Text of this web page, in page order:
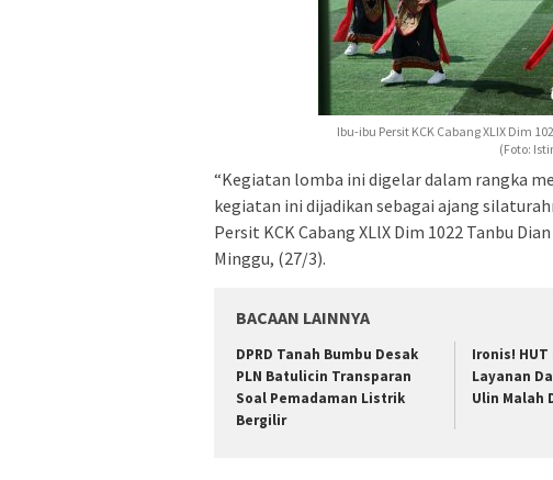
Ibu-ibu Persit KCK Cabang XLIX Dim
(Foto:
“Kegiatan lomba ini digelar dalam rangka
kegiatan ini dijadikan sebagai ajang
Persit KCK Cabang XLlX Dim 1022 Tanbu
Minggu, (27/3).
BACAAN LAINNYA
DPRD Tanah Bumbu Desak
PLN Batulicin Transparan
Soal Pemadaman Listrik
Bergilir
Ironis!
Layanan
Ulin Malah